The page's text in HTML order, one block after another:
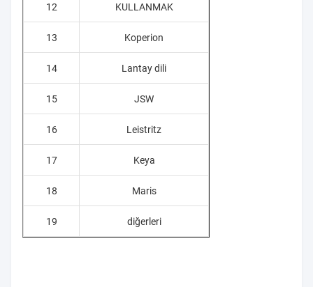
12 KULLANMAK
13 Koperion
14 Lantay dili
15 JSW
16 Leistritz
17 Keya
18 Maris
19 diğerleri